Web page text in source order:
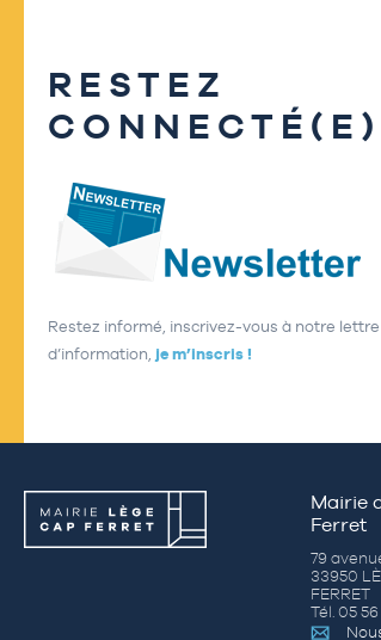
RESTEZ
CONNECTÉ(E)
Restez informé, inscrivez-vous à notre lettre
d’information, je m’inscris !
Mairie
Ferret
79
33950
FERRET
Tél. 05